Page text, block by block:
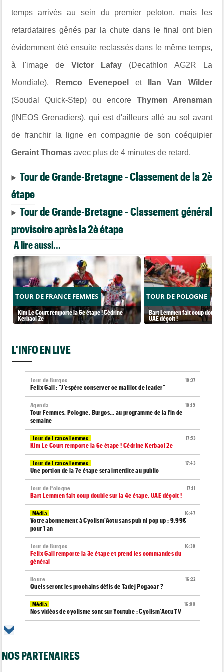
temps arrivés au sein du premier peloton, mais les
retardataires gênés par la chute dans le final ont bien
évidemment été ensuite reclassés dans le même temps,
à l'image deVictor Lafay(Decathlon AG2R La
Mondiale), Remco Evenepoel et Ilan Van Wilder
(Soudal Quick-Step) ou encore Thymen Arensman
(INEOS Grenadiers), qui est d'ailleurs allé au sol avant
de franchir la ligne en compagnie de son coéquipier
Geraint Thomas avec plus de 4 minutes de retard.
Tour de Grande-Bretagne - Classement de la 2è
étape
Tour de Grande-Bretagne - Classement général
provisoire après la 2è étape
A lire aussi...
TOUR DE FRANCE FEMMES
Kim Le Court remporte la 6e étape ! Cédrine
Kerbaol 2e
TOUR DE POLOGNE
Bart Lemmen fait coup double
UAE déçoit !
L'INFO EN LIVE
18:37
Tour de Burgos
Felix Gall : "J’espère conserver ce maillot de leader"
18:19
Agenda
Tour Femmes, Pologne, Burgos… au programme de la fin de
semaine
17:53
Tour de France Femmes
Kim Le Court remporte la 6e étape ! Cédrine Kerbaol 2e
17:43
Tour de France Femmes
Une portion de la 7e étape sera interdite au public
17:11
Tour de Pologne
Bart Lemmen fait coup double sur la 4e étape, UAE déçoit !
16:47
Média
Votre abonnement à Cyclism'Actu sans pub ni pop up : 9,99€
pour 1 an
16:38
Tour de Burgos
Felix Gall remporte la 3e étape et prend les commandes du
général
16:22
Route
Quels seront les prochains défis de Tadej Pogacar ?
16:00
Média
Nos vidéos de cyclisme sont sur Youtube : Cyclism'Actu TV
Route
NOS PARTENAIRES